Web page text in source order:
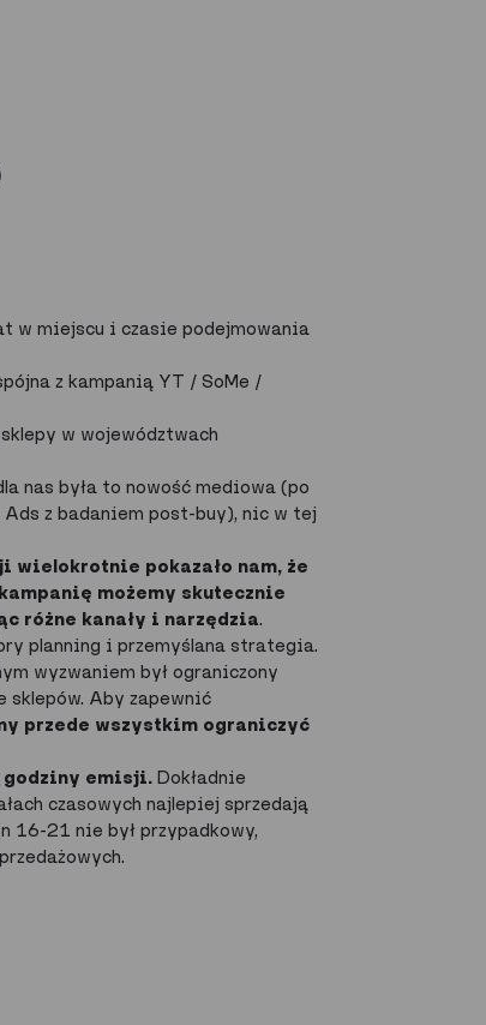
w miejscu i czasie podejmowania
z kampanią YT / SoMe /
w województwach
nas była to nowość mediowa (po
z badaniem post-buy), nic w tej
wielokrotnie pokazało nam, że
możemy skutecznie
różne kanały i narzędzia.
planning i przemyślana strategia.
wyzwaniem był ograniczony
sklepów. Aby zapewnić
przede wszystkim ograniczyć
godziny emisji. Dokładnie
czasowych najlepiej sprzedają
16-21 nie był przypadkowy,